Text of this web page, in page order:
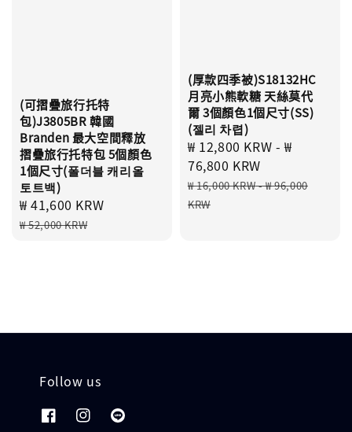
(可摺疊旅行托特
包)J3805BR 韓國
Branden 最大空間釋放
摺疊旅行托特包 5個顏色
1個尺寸(폴더블 캐리올
토트백)
Sale
price
₩ 41,600 KRW
₩ 52,000 KRW
(厚款四季被)S18132HC
月亮小熊軟糖 天絲莫代
爾 3個顏色1個尺寸(SS)
(젤리 차렵)
Sale
price
₩ 12,800 KRW -₩
76,800 KRW
Regular
price
₩ 16,000 KRW-₩ 96,000
KRW
Follow us